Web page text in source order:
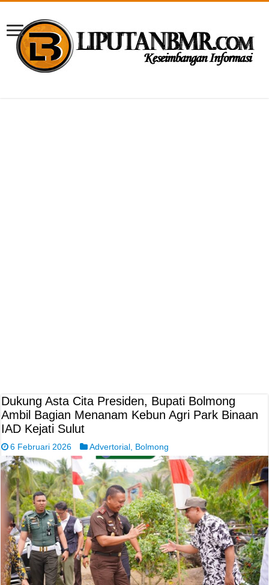
Dukung Asta Cita Presiden, Bupati Bolmong
Ambil Bagian Menanam Kebun Agri Park Binaan
IAD Kejati Sulut
6 Februari 2026 Advertorial Bolmong